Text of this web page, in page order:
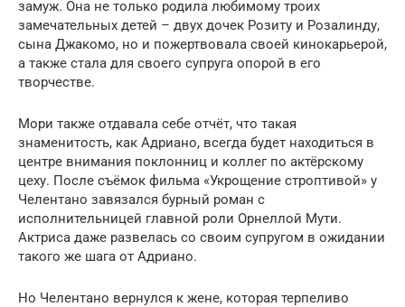
замуж. Она не только родила любимому троих
замечательных детей – двух дочек Розиту и Розалинду,
сына Джакомо, но и пожертвовала своей кинокарьерой,
а также стала для своего супруга опорой в его
творчестве.
Мори также отдавала себе отчёт, что такая
знаменитость, как Адриано, всегда будет находиться в
центре внимания поклонниц и коллег по актёрскому
цеху. После съёмок фильма «Укрощение строптивой» у
Челентано завязался бурный роман с
исполнительницей главной роли Орнеллой Мути.
Актриса даже развелась со своим супругом в ожидании
такого же шага от Адриано.
Но Челентано вернулся к жене, которая терпеливо